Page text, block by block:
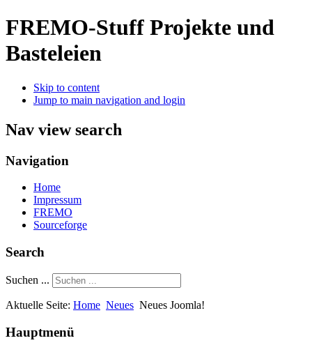
FREMO-Stuff Projekte und
Basteleien
Skip to content
Jump to main navigation and login
Nav view search
Navigation
Home
Impressum
FREMO
Sourceforge
Search
Suchen ...
Aktuelle Seite: Home Neues Neues Joomla!
Hauptmenü